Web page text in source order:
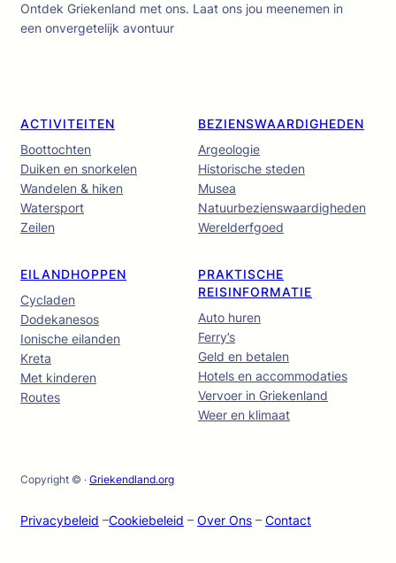
Ontdek Griekenland met ons. Laat ons jou meenemen in
een onvergetelijk avontuur
ACTIVITEITEN
Boottochten
Duiken en snorkelen
Wandelen & hiken
Watersport
Zeilen
BEZIENSWAARDIGHEDEN
Argeologie
Historische steden
Musea
Natuurbezienswaardigheden
Werelderfgoed
EILANDHOPPEN
Cycladen
Dodekanesos
Ionische eilanden
Kreta
Met kinderen
Routes
PRAKTISCHE
REISINFORMATIE
Auto huren
Ferry’s
Geld en betalen
Hotels en accommodaties
Vervoer in Griekenland
Weer en klimaat
Copyright © · Griekendland.org
Privacybeleid –Cookiebeleid – Over Ons – Contact